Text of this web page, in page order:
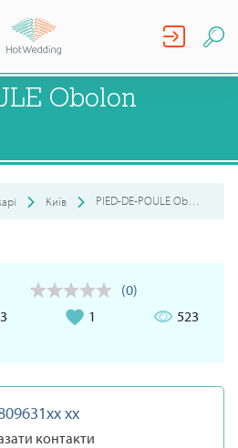
Obolon
Київ
(0)
1 523
xx
контакти